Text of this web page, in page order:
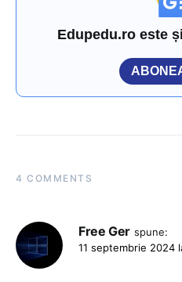
Edupedu.ro este
4 COMMENTS
Free Ger spune:
11 septembrie 2024